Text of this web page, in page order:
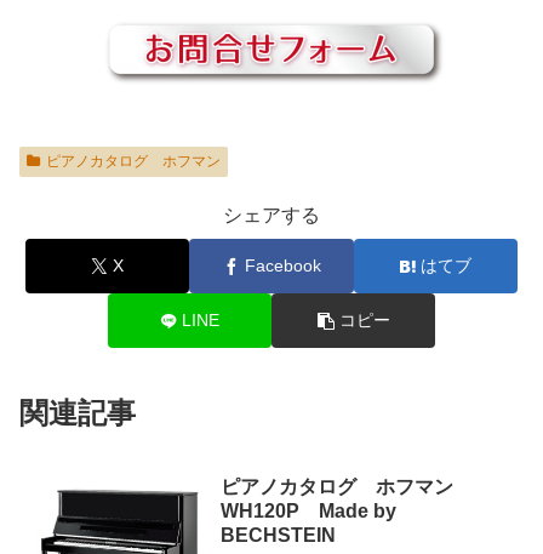
ピアノカタログ ホフマン
シェアする
X Facebook はてブ
LINE コピー
関連記事
ピアノカタログ ホフマン
WH120P Made by
BECHSTEIN